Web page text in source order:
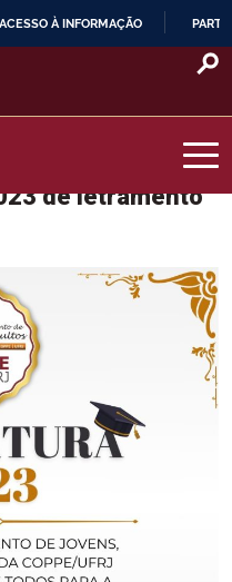
ACESSO À INFORMAÇÃO
de letramento